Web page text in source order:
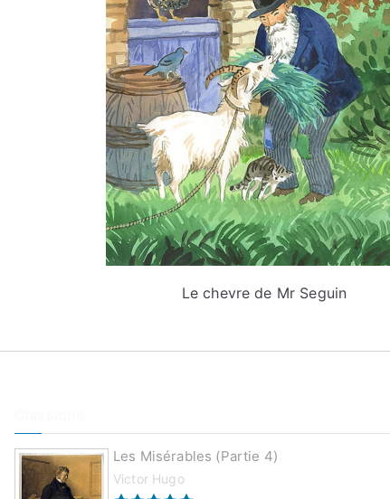
Le chevre de Mr Seguin
Les Misérables (partie 4)
Victor Hugo